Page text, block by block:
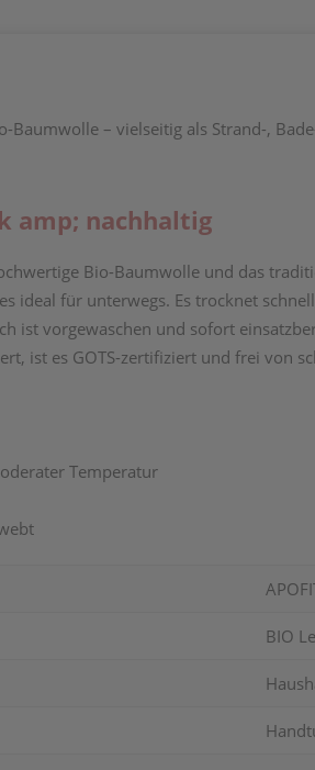
Baumwolle – vielseitig als Strand-,
amp; nachhaltig
Bio-Baumwolle und das
ideal für unterwegs. Es trocknet
ist vorgewaschen und sofort
ist es GOTS-zertifiziert und frei von
Temperatur
BIO